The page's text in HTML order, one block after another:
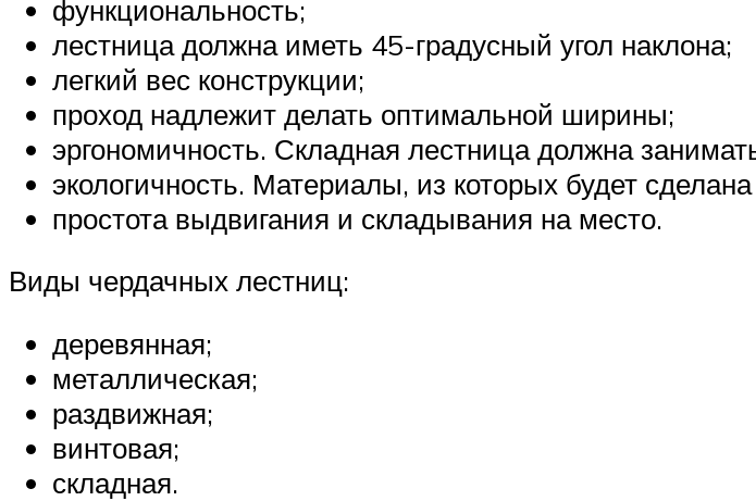
функциональность;
лестница должна иметь 45-градусный угол наклона;
легкий вес конструкции;
проход надлежит делать оптимальной ширины;
эргономичность. Складная лестница должна
экологичность. Материалы, из которых будет
простота выдвигания и складывания на место.
Виды чердачных лестниц:
деревянная;
металлическая;
раздвижная;
винтовая;
складная.